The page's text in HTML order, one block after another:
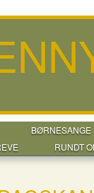
BØRNESANGE
RUNDT